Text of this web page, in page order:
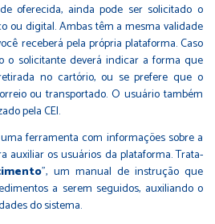
oferecida, ainda pode ser solicitado o
ou digital. Ambas têm a mesma validade
receberá pela própria plataforma. Caso
o solicitante deverá indicar a forma que
no cartório, ou se prefere que o
ou transportado. O usuário também
pela CEI.
ferramenta com informações sobre a
auxiliar os usuários da plataforma. Trata-
”, um manual de instrução que
a serem seguidos, auxiliando o
do sistema.